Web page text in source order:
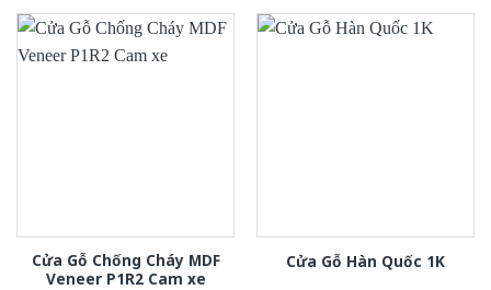
Cửa Gỗ Chống Cháy MDF
Veneer P1R2 Cam xe
Cửa Gỗ Hàn Quốc 1K